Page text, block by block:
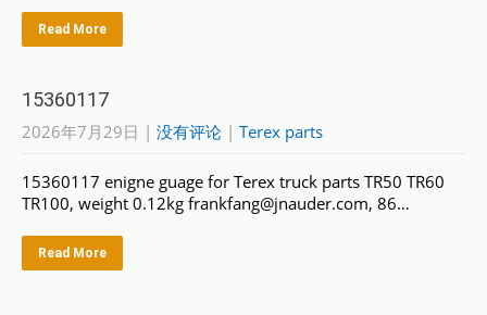
Read More
15360117
2026年7月29日 | 没有评论 | Terex parts
15360117 enigne guage for Terex truck parts TR50 TR60
TR100, weight 0.12kg frankfang@jnauder.com, 86…
Read More